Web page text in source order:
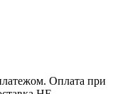
Оплата при